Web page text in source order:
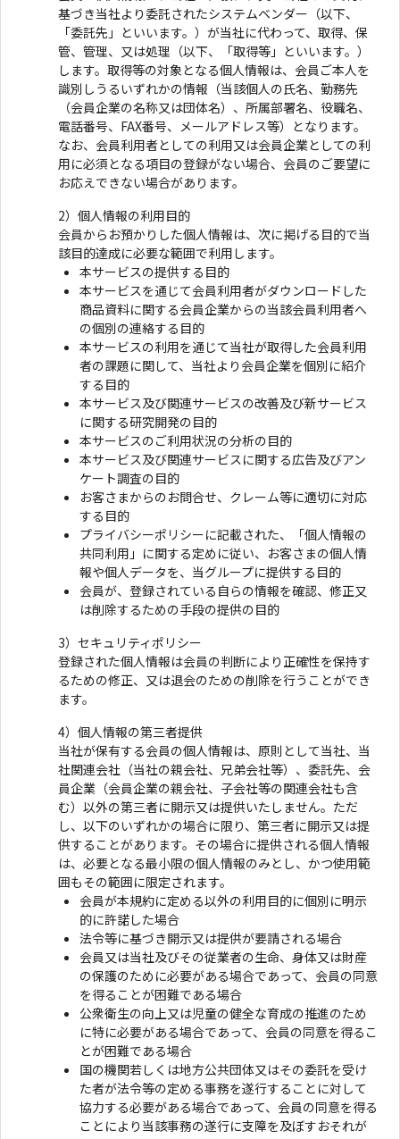
基づき当社より委託されたシステムベンダー（以下、
「委託先」といいます。）が当社に代わって、取得、保
管、管理、又は処理（以下、「取得等」といいます。）
します。取得等の対象となる個人情報は、会員ご本人を
識別しうるいずれかの情報（当該個人の氏名、勤務先
（会員企業の名称又は団体名）、所属部署名、役職名、
電話番号、FAX番号、メールアドレス等）となります。
なお、会員利用者としての利用又は会員企業としての利
用に必須となる項目の登録がない場合、会員のご要望に
お応えできない場合があります。
2）個人情報の利用目的
会員からお預かりした個人情報は、次に掲げる目的で当
該目的達成に必要な範囲で利用します。
本サービスの提供する目的
本サービスを通じて会員利用者がダウンロードした
商品資料に関する会員企業からの当該会員利用者へ
の個別の連絡する目的
本サービスの利用を通じて当社が取得した会員利用
者の課題に関して、当社より会員企業を個別に紹介
する目的
本サービス及び関連サービスの改善及び新サービス
に関する研究開発の目的
本サービスのご利用状況の分析の目的
本サービス及び関連サービスに関する広告及びアン
ケート調査の目的
お客さまからのお問合せ、クレーム等に適切に対応
する目的
プライバシーポリシーに記載された、「個人情報の
共同利用」に関する定めに従い、お客さまの個人情
報や個人データを、当グループに提供する目的
会員が、登録されている自らの情報を確認、修正又
は削除するための手段の提供の目的
3）セキュリティポリシー
登録された個人情報は会員の判断により正確性を保持す
るための修正、又は退会のための削除を行うことができ
ます。
4）個人情報の第三者提供
当社が保有する会員の個人情報は、原則として当社、当
社関連会社（当社の親会社、兄弟会社等）、委託先、会
員企業（会員企業の親会社、子会社等の関連会社も含
む）以外の第三者に開示又は提供いたしません。ただ
し、以下のいずれかの場合に限り、第三者に開示又は提
供することがあります。その場合に提供される個人情報
は、必要となる最小限の個人情報のみとし、かつ使用範
囲もその範囲に限定されます。
会員が本規約に定める以外の利用目的に個別に明示
的に許諾した場合
法令等に基づき開示又は提供が要請される場合
会員又は当社及びその従業者の生命、身体又は財産
の保護のために必要がある場合であって、会員の同意
を得ることが困難である場合
公衆衛生の向上又は児童の健全な育成の推進のため
に特に必要がある場合であって、会員の同意を得るこ
とが困難である場合
国の機関若しくは地方公共団体又はその委託を受け
た者が法令等の定める事務を遂行することに対して
協力する必要がある場合であって、会員の同意を得る
ことにより当該事務の遂行に支障を及ぼすおそれが